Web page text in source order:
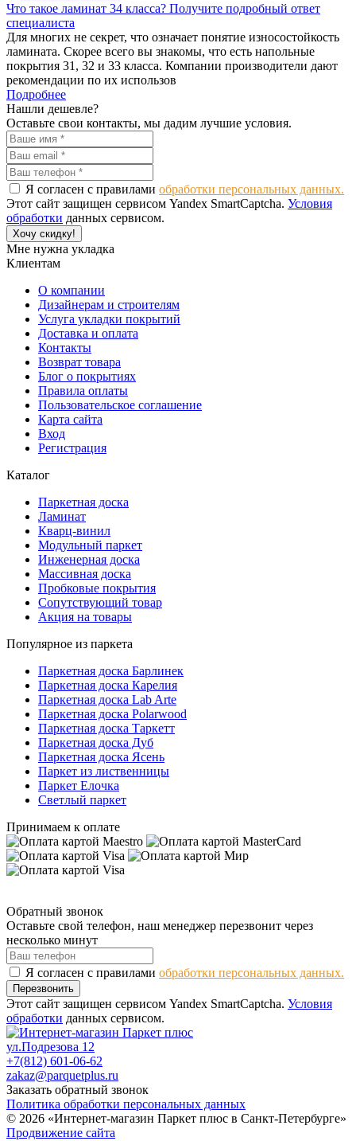
Что такое ламинат 34 класса? Получите подробный ответ
специалиста
Для многих не секрет, что означает понятие износостойкость
ламината. Скорее всего вы знакомы, что есть напольные
покрытия 31, 32 и 33 класса. Компании производители дают
рекомендации по их использов
Подробнее
Нашли дешевле?
Оставьте свои контакты, мы дадим лучшие условия.
Я согласен с правилами обработки персональных данных.
Этот сайт защищен сервисом Yandex SmartCaptcha. Условия
обработки данных сервисом.
Хочу скидку!
Мне нужна укладка
Клиентам
О компании
Дизайнерам и строителям
Услуга укладки покрытий
Доставка и оплата
Контакты
Возврат товара
Блог о покрытиях
Правила оплаты
Пользовательское соглашение
Карта сайта
Вход
Регистрация
Каталог
Паркетная доска
Ламинат
Кварц-винил
Модульный паркет
Инженерная доска
Массивная доска
Пробковые покрытия
Сопутствующий товар
Акция на товары
Популярное из паркета
Паркетная доска Барлинек
Паркетная доска Карелия
Паркетная доска Lab Arte
Паркетная доска Polarwood
Паркетная доска Таркетт
Паркетная доска Дуб
Паркетная доска Ясень
Паркет из лиственницы
Паркет Елочка
Светлый паркет
Принимаем к оплате
Обратный звонок
Оставьте свой телефон, наш менеджер перезвонит через
несколько минут
Я согласен с правилами обработки персональных данных.
Перезвонить
Этот сайт защищен сервисом Yandex SmartCaptcha. Условия
обработки данных сервисом.
ул.Подрезова 12
+7(812) 601-06-62
zakaz@parquetplus.ru
Заказать обратный звонок
Политика обработки персональных данных
© 2026 «Интернет-магазин Паркет плюс в Санкт-Петербурге»
Продвижение сайта